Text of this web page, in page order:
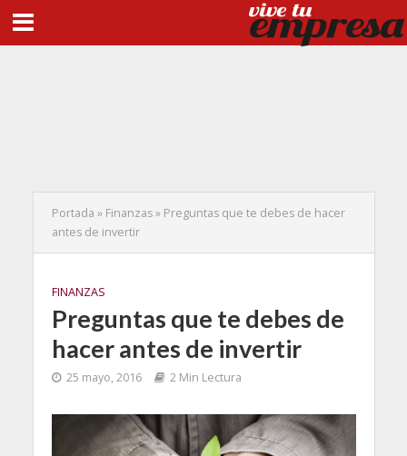
Portada » Finanzas» Preguntas que te debes de hacer
antes de invertir
FINANZAS
Preguntas que te debes de
hacer antes de invertir
25 mayo, 2016 2 Min Lectura